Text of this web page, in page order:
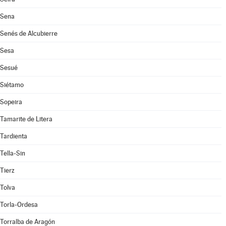
Sena
Senés de Alcubierre
Sesa
Sesué
Siétamo
Sopeira
Tamarite de Litera
Tardienta
Tella-Sin
Tierz
Tolva
Torla-Ordesa
Torralba de Aragón